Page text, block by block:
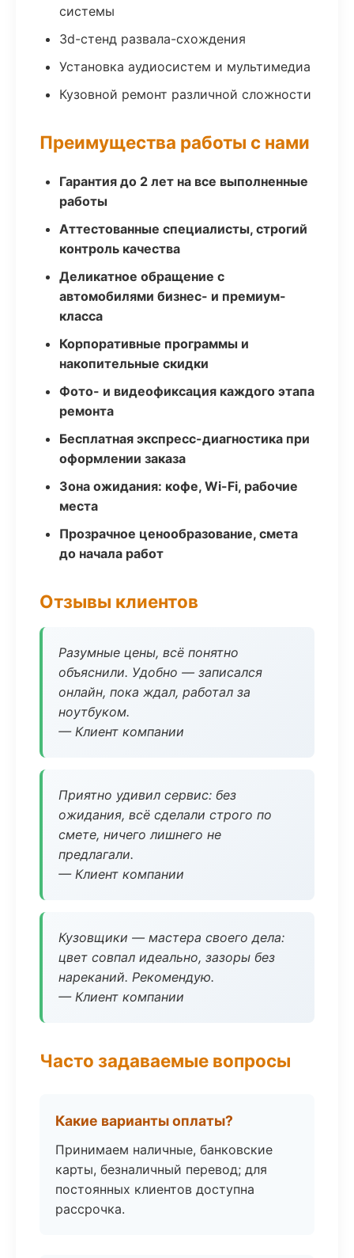
системы
3d-стенд развала-схождения
Установка аудиосистем и мультимедиа
Кузовной ремонт различной сложности
Преимущества работы с нами
Гарантия до 2 лет на все выполненные
работы
Аттестованные специалисты, строгий
контроль качества
Деликатное обращение с
автомобилями бизнес- и премиум-
класса
Корпоративные программы и
накопительные скидки
Фото- и видеофиксация каждого этапа
ремонта
Бесплатная экспресс-диагностика при
оформлении заказа
Зона ожидания: кофе, Wi-Fi, рабочие
места
Прозрачное ценообразование, смета
до начала работ
Отзывы клиентов
Разумные цены, всё понятно
объяснили. Удобно — записался
онлайн, пока ждал, работал за
ноутбуком.
— Клиент компании
Приятно удивил сервис: без
ожидания, всё сделали строго по
смете, ничего лишнего не
предлагали.
— Клиент компании
Кузовщики — мастера своего дела:
цвет совпал идеально, зазоры без
нареканий. Рекомендую.
— Клиент компании
Часто задаваемые вопросы
Какие варианты оплаты?
Принимаем наличные, банковские
карты, безналичный перевод; для
постоянных клиентов доступна
рассрочка.